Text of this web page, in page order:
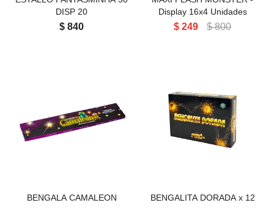
DISP 20
$ 840
Display 16x4 Unidades
$ 249 $ 800
BENGALA CAMALEON
BENGALA CAMALEON
Bengalas doradas con
chispas brillantes y cálidas.
Display x12 ideal para
cumpleaños, tortas y
celebraciones familiares.
BENGALITA DORADA x 12